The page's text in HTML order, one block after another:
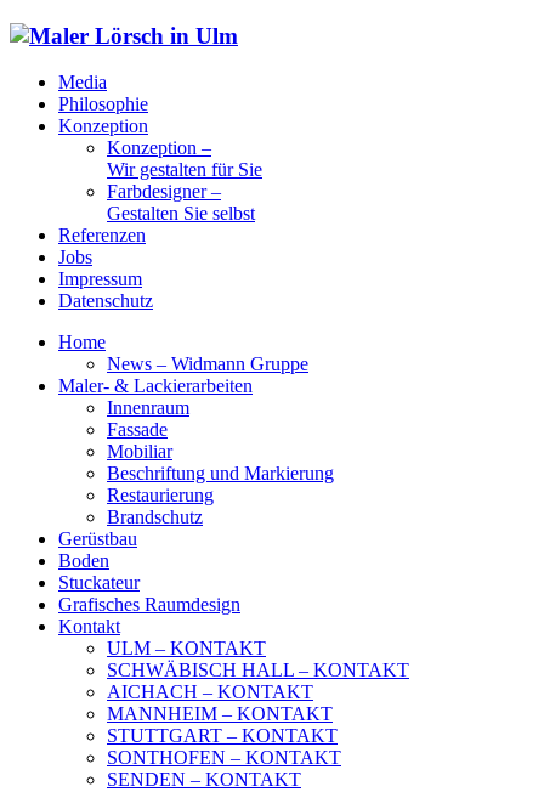
Media
Philosophie
Konzeption
Konzeption –
Wir gestalten für Sie
Farbdesigner –
Gestalten Sie selbst
Referenzen
Jobs
Impressum
Datenschutz
Home
News – Widmann Gruppe
Maler- & Lackierarbeiten
Innenraum
Fassade
Mobiliar
Beschriftung und Markierung
Restaurierung
Brandschutz
Gerüstbau
Boden
Stuckateur
Grafisches Raumdesign
Kontakt
ULM – KONTAKT
SCHWÄBISCH HALL – KONTAKT
AICHACH – KONTAKT
MANNHEIM – KONTAKT
STUTTGART – KONTAKT
SONTHOFEN – KONTAKT
SENDEN – KONTAKT